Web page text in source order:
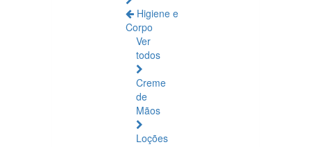
Higiene e
Corpo
Ver
todos
Creme
de
Mãos
Loções